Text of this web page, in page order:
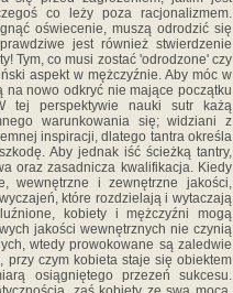
co leży poza racjonalizmem.
oświecenie, muszą odrodzić się
jest również stwierdzenie
Tym, co musi zostać 'odrodzone' czy
aspekt w mężczyźnie. Aby móc w
na nowo odkryć nie mające początku
tej perspektywie nauki sutr każą
warunkowania się; widziani z
inspiracji, dlatego tantra określa
Aby jednak iść ścieżką tantry,
oraz zasadnicza kwalifikacja. Kiedy
wewnętrzne i zewnętrzne jakości,
które rozdzielają i wytaczają
kobiety i mężczyźni mogą
jakości wewnętrznych nie czynią
wtedy prowokowane są zaledwie
przy czym kobieta staje się obiektem
osiągniętego przezeń sukcesu.